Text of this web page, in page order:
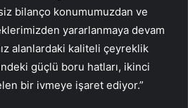
bilanço konumumuzdan ve
yararlanmaya devam
alanlardaki kaliteli çeyreklik
güçlü boru hatları, ikinci
bir ivmeye işaret ediyor.”